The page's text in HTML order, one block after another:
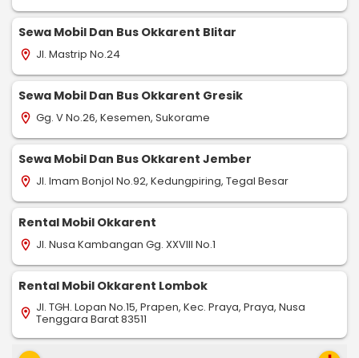
Sewa Mobil Dan Bus Okkarent Blitar
location_on Jl. Mastrip No.24
Sewa Mobil Dan Bus Okkarent Gresik
location_on Gg. V No.26, Kesemen, Sukorame
Sewa Mobil Dan Bus Okkarent Jember
location_on Jl. Imam Bonjol No.92, Kedungpiring, Tegal Besar
Rental Mobil Okkarent
location_on Jl. Nusa Kambangan Gg. XXVIII No.1
Rental Mobil Okkarent Lombok
location_on Jl. TGH. Lopan No.15, Prapen, Kec. Praya, Praya, Nusa
Tenggara Barat 83511